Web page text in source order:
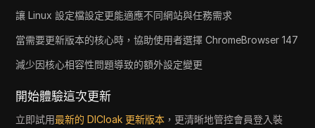
讓 Linux 設定檔設定更能適應不同網站與任務需求
當需要更新版本的核心時，協助使用者選擇 ChromeBrowser 147
減少因核心相容性問題導致的額外設定變更
開始體驗這次更新
立即試用最新的 DICloak 更新版本 ，更清晰地管控會員登入裝